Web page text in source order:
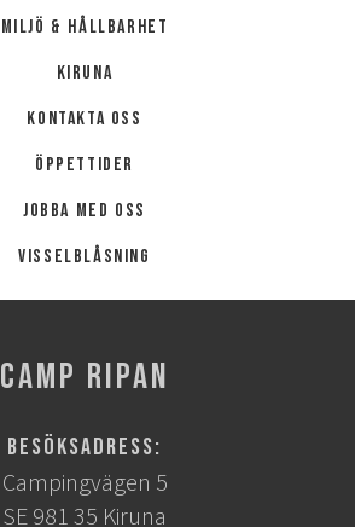
Miljö & hållbarhet
Kiruna
Kontakta oss
Öppettider
Jobba med oss
Visselblåsning
CAMP RIPAN
Besöksadress:
Campingvägen 5
SE 981 35 Kiruna